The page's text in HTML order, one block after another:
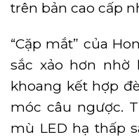
trên bản cao cấp
“Cặp mắt” của
sắc xảo hơn nhờ
khoang kết hợp
móc câu ngược.
mù LED hạ thấp